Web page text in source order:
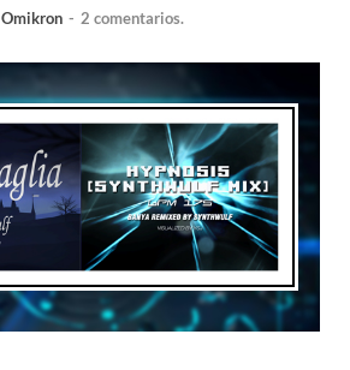
Omikron - 2 comentarios.